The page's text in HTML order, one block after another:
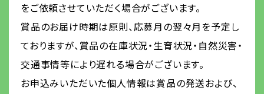
をご依頼させていただく場合がございます。
賞品のお届け時期は原則、応募月の翌々月を予定し
ておりますが、賞品の在庫状況・生育状況・自然災害・
交通事情等により遅れる場合がございます。
お申込みいただいた個人情報は賞品の発送および、